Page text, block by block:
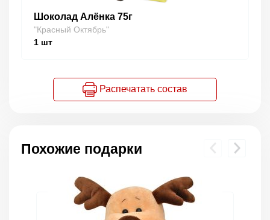
Шоколад Алёнка 75г
"Красный Октябрь"
1 шт
Распечатать состав
Похожие подарки